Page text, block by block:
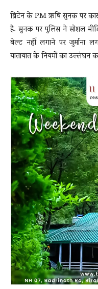
ब्रिटेन के PM ऋषि सुनक पर कार
है. सुनक पर पुलिस ने सोशल
बेल्ट नहीं लगाने पर जुर्माना
यातायात के नियमों का उल्लंघन